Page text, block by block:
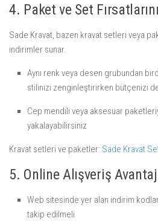
4. Paket ve Set
Sade Kravat, bazen kravat setleri veya
indirimler sunar.
Aynı renk veya desen grubundan
stilinizi zenginleştirirken bütçenizi
Cep mendili veya aksesuar
yakalayabilirsiniz
Kravat setleri ve paketler: Sade Kravat
5. Online Alışveriş
Web sitesinde yer alan indirim
takip edilmeli